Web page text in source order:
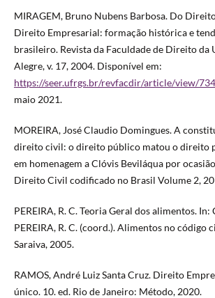
MIRAGEM, Bruno Nubens Barbosa. Do
Direito Empresarial: formação histórica e
brasileiro. Revista da Faculdade de Direito da
Alegre, v. 17, 2004. Disponível em:
https://seer.ufrgs.br/revfacdir/article/view/
maio 2021.
MOREIRA, José Claudio Domingues. A
direito civil: o direito público matou o direito
em homenagem a Clóvis Beviláqua por
Direito Civil codificado no Brasil Volume 2,
PEREIRA, R. C. Teoria Geral dos alimentos. In:
PEREIRA, R. C. (coord.). Alimentos no código
Saraiva, 2005.
RAMOS, André Luiz Santa Cruz. Direito
único. 10. ed. Rio de Janeiro: Método, 2020.